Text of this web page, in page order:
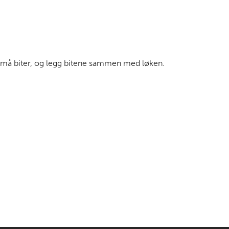
biter, og legg bitene sammen med løken.